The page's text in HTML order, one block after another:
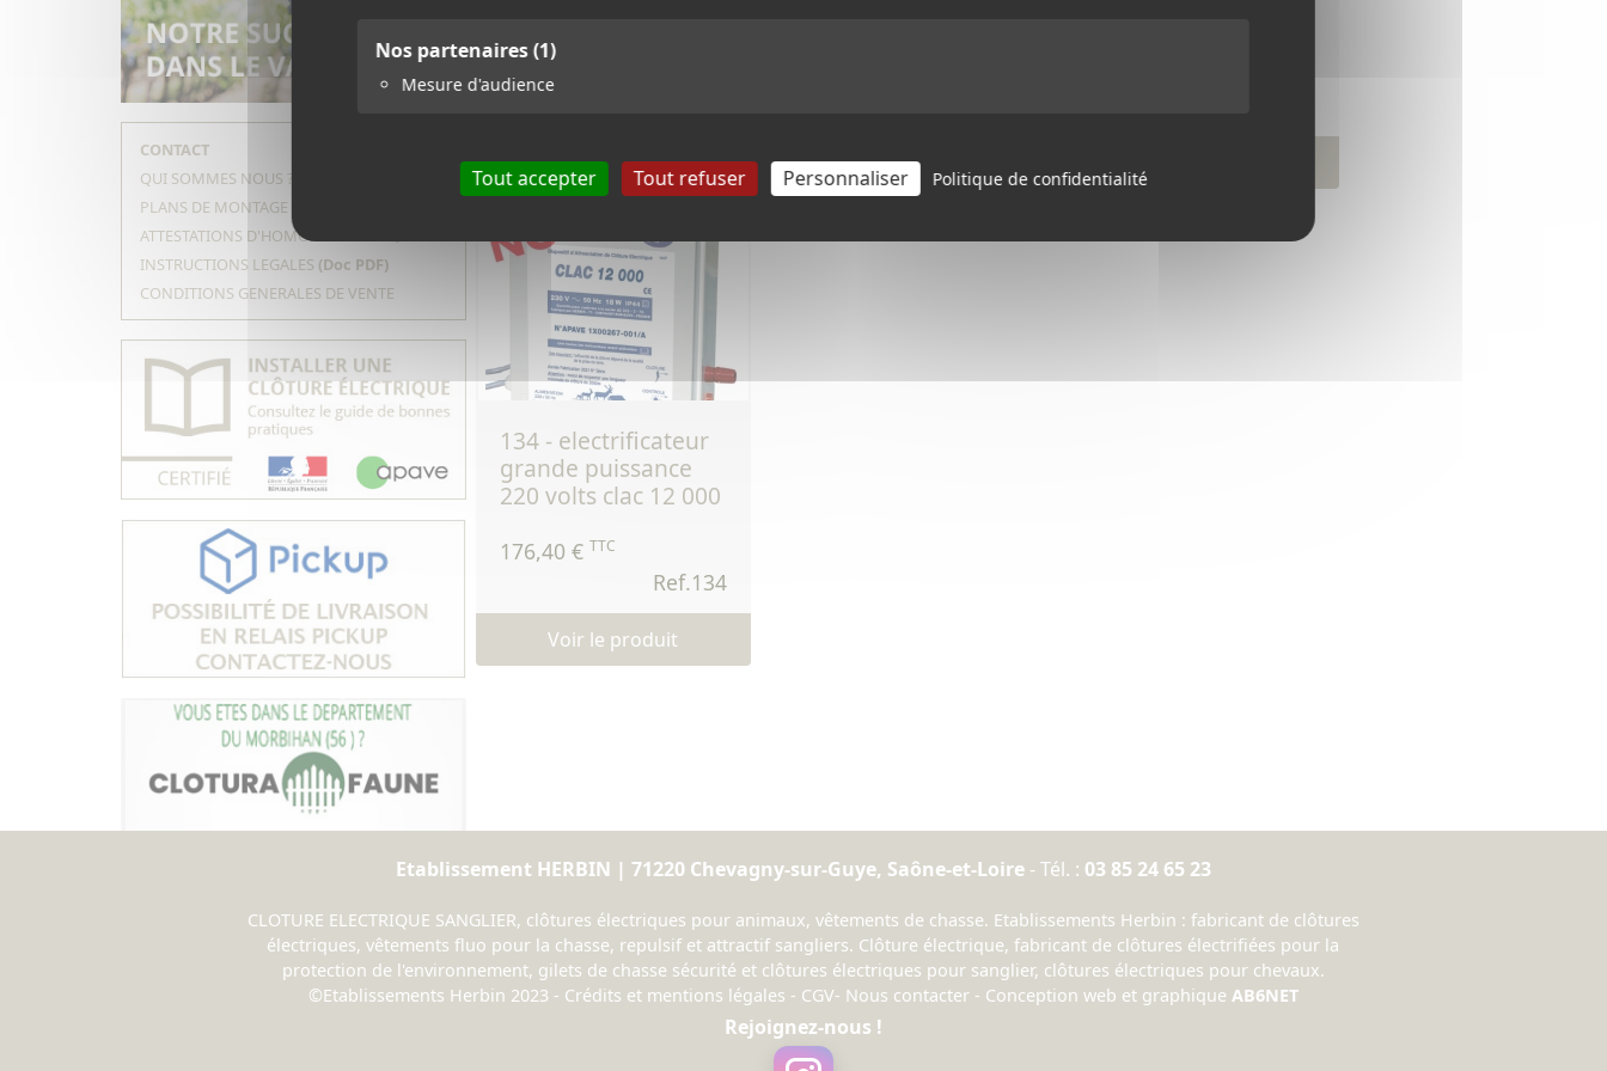
Nos partenaires(1)
Mesure d'audience
Tout accepter Tout refuser Personnaliser Politique de confidentialité
CONTACT
QUI SOMMES NOUS ?
PLANS DE MONTAGE
ATTESTATIONS D'HOMOLOGATION
INSTRUCTIONS LEGALES (Doc PDF)
CONDITIONS GENERALES DE VENTE
144,90 €
Voir le produit Voir le produit
134 - electrificateur
grande puissance
220 volts clac 12 000
176,40 € TTC
Ref.134
Voir le produit
Etablissement HERBIN | 71220 Chevagny-sur-Guye, Saône-et-Loire- Tél. : 03 85 24 65 23
CLOTURE ELECTRIQUE SANGLIER, clôtures électriques pour animaux, vêtements de chasse. Etablissements Herbin : fabricant de clôtures
électriques, vêtements fluo pour la chasse, repulsif et attractif sangliers. Clôture électrique, fabricant de clôtures électrifiées pour la
protection de l'environnement, gilets de chasse sécurité et clôtures électriques pour sanglier, clôtures électriques pour chevaux.
©Etablissements Herbin 2023 - Crédits et mentions légales - CGV- Nous contacter - Conception web et graphique AB6NET
Rejoignez-nous !